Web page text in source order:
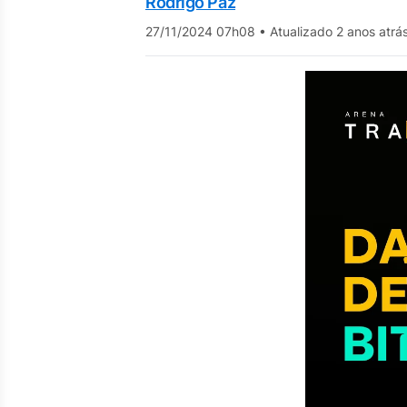
27/11/2024 07h08 • Atualizado 2 anos